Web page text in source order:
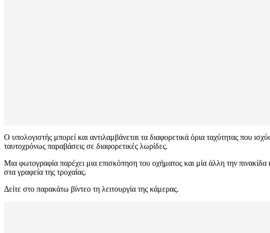
Ο υπολογιστής μπορεί και αντιλαμβάνεται τα διαφορετικά όρια ταχύτητας που
ταυτοχρόνως παραβάσεις σε διαφορετικές λωρίδες.
Μια φωτογραφία παρέχει μια επισκόπηση του οχήματος και μία άλλη την
στα γραφεία της τροχαίας.
Δείτε στο παρακάτω βίντεο τη λειτουργία της κάμερας.